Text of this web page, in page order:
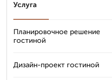
Услуга
Планировочное решение
гостиной
Дизайн-проект гостиной